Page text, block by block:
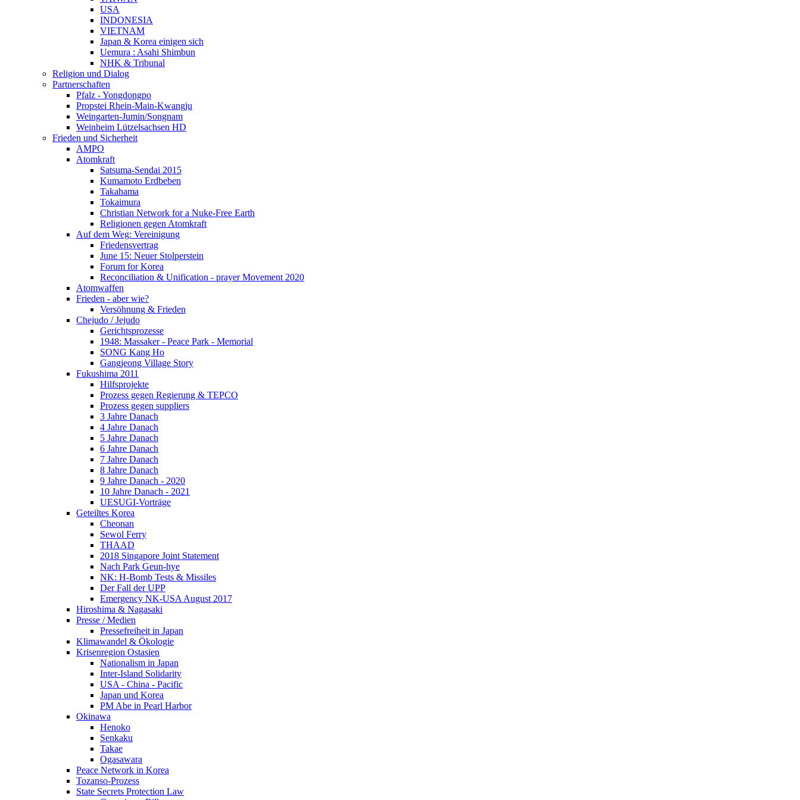
USA
INDONESIA
VIETNAM
Japan & Korea einigen sich
Uemura : Asahi Shimbun
NHK & Tribunal
Religion und Dialog
Partnerschaften
Pfalz - Yongdongpo
Propstei Rhein-Main-Kwangju
Weingarten-Jumin/Songnam
Weinheim Lützelsachsen HD
Frieden und Sicherheit
AMPO
Atomkraft
Satsuma-Sendai 2015
Kumamoto Erdbeben
Takahama
Tokaimura
Christian Network for a Nuke-Free Earth
Religionen gegen Atomkraft
Auf dem Weg: Vereinigung
Friedensvertrag
June 15: Neuer Stolperstein
Forum for Korea
Reconciliation & Unification - prayer Movement 2020
Atomwaffen
Frieden - aber wie?
Versöhnung & Frieden
Chejudo / Jejudo
Gerichtsprozesse
1948: Massaker - Peace Park - Memorial
SONG Kang Ho
Gangjeong Village Story
Fukushima 2011
Hilfsprojekte
Prozess gegen Regierung & TEPCO
Prozess gegen suppliers
3 Jahre Danach
4 Jahre Danach
5 Jahre Danach
6 Jahre Danach
7 Jahre Danach
8 Jahre Danach
9 Jahre Danach - 2020
10 Jahre Danach - 2021
UESUGI-Vorträge
Geteiltes Korea
Cheonan
Sewol Ferry
THAAD
2018 Singapore Joint Statement
Nach Park Geun-hye
NK: H-Bomb Tests & Missiles
Der Fall der UPP
Emergency NK-USA August 2017
Hiroshima & Nagasaki
Presse / Medien
Pressefreiheit in Japan
Klimawandel & Ökologie
Krisenregion Ostasien
Nationalism in Japan
Inter-Island Solidarity
USA - China - Pacific
Japan und Korea
PM Abe in Pearl Harbor
Okinawa
Henoko
Senkaku
Takae
Ogasawara
Peace Network in Korea
Tozanso-Prozess
State Secrets Protection Law